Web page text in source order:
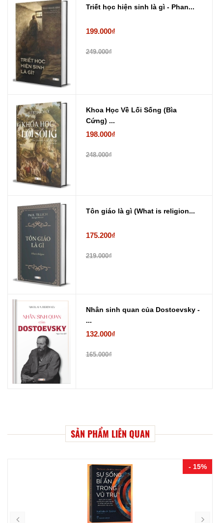
Triết học hiện sinh là gì - Phan...
199.000₫
249.000₫
Khoa Học Về Lối Sống (Bìa
Cứng) ...
198.000₫
248.000₫
Tôn giáo là gì (What is religion...
175.200₫
219.000₫
Nhân sinh quan của Dostoevsky -
...
132.000₫
165.000₫
SẢN PHẨM LIÊN QUAN
- 15%